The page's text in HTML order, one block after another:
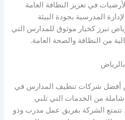
في تعزيز النظافة العامة
المدرسية بجودة البيئة
تبرز كخيار موثوق للمدارس التي
من النظافة والصحة العامة.
أفضل شركات تنظيف المدارس في
من الخدمات التي تلبي
تتمتع الشركة بفريق عمل مدرب وذو